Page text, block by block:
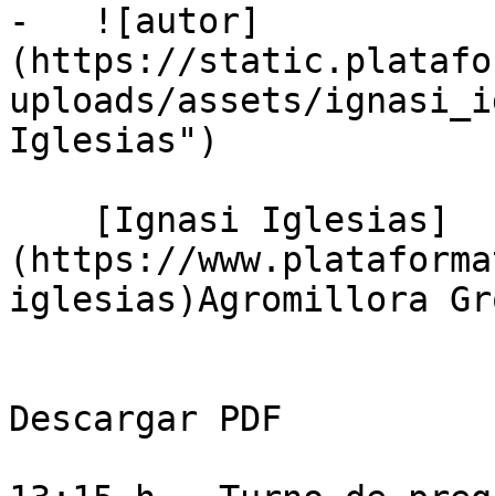
-   ![autor]
(https://
uploads/assets/
Iglesias")
(https://
iglesias)Agromillora
Descargar PDF